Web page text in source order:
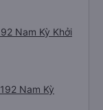
Nam Kỳ Khởi
Nam Kỳ